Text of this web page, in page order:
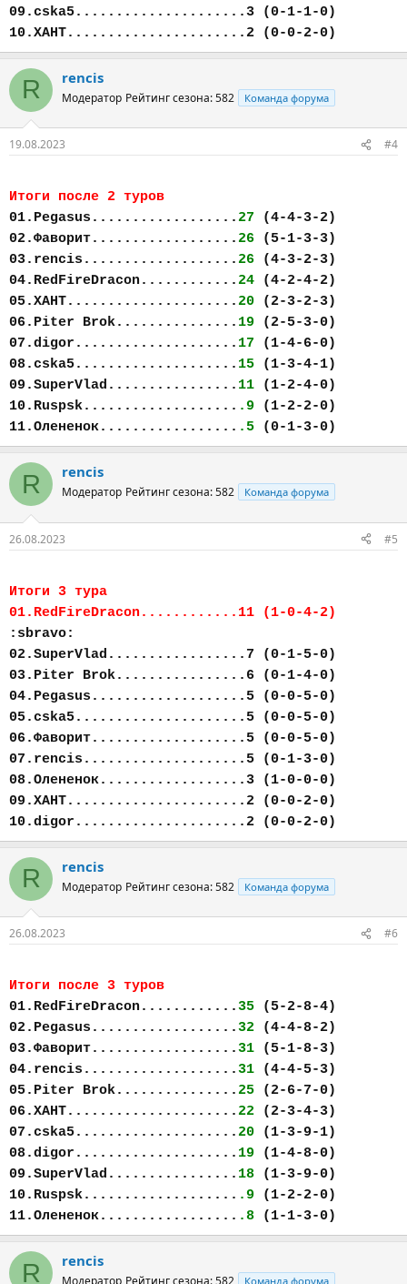
09.cska5.....................3 (0-1-1-0)
10.ХАНТ......................2 (0-0-2-0)
R rencis
Модератор Рейтинг сезона: 582 Команда форума
19.08.2023 #4
Итоги после 2 туров
01.Pegasus..................27 (4-4-3-2)
02.Фаворит..................26 (5-1-3-3)
03.rencis...................26 (4-3-2-3)
04.RedFireDracon............24 (4-2-4-2)
05.ХАНТ.....................20 (2-3-2-3)
06.Piter Brok............... 19 (2-5-3-0)
07.digor.................... 17 (1-4-6-0)
08.cska5.................... 15 (1-3-4-1)
09.SuperVlad................ 11 (1-2-4-0)
10.Ruspsk................... .9 (1-2-2-0)
11.Олененок................. .5 (0-1-3-0)
R rencis
Модератор Рейтинг сезона: 582 Команда форума
26.08.2023 #5
Итоги 3 тура
01.RedFireDracon............11 (1-0-4-2)
:sbravo:
02.SuperVlad.................7 (0-1-5-0)
03.Piter Brok................6 (0-1-4-0)
04.Pegasus...................5 (0-0-5-0)
05.cska5.....................5 (0-0-5-0)
06.Фаворит...................5 (0-0-5-0)
07.rencis....................5 (0-1-3-0)
08.Олененок..................3 (1-0-0-0)
09.ХАНТ......................2 (0-0-2-0)
10.digor.....................2 (0-0-2-0)
R rencis
Модератор Рейтинг сезона: 582 Команда форума
26.08.2023 #6
Итоги после 3 туров
01.RedFireDracon............35 (5-2-8-4)
02.Pegasus..................32 (4-4-8-2)
03.Фаворит..................31 (5-1-8-3)
04.rencis...................31 (4-4-5-3)
05.Piter Brok...............25 (2-6-7-0)
06.ХАНТ.....................22 (2-3-4-3)
07.cska5....................20 (1-3-9-1)
08.digor.................... 19 (1-4-8-0)
09.SuperVlad................ 18 (1-3-9-0)
10.Ruspsk................... .9 (1-2-2-0)
11.Олененок................. .8 (1-1-3-0)
R rencis
Модератор Рейтинг сезона: 582 Команда форума